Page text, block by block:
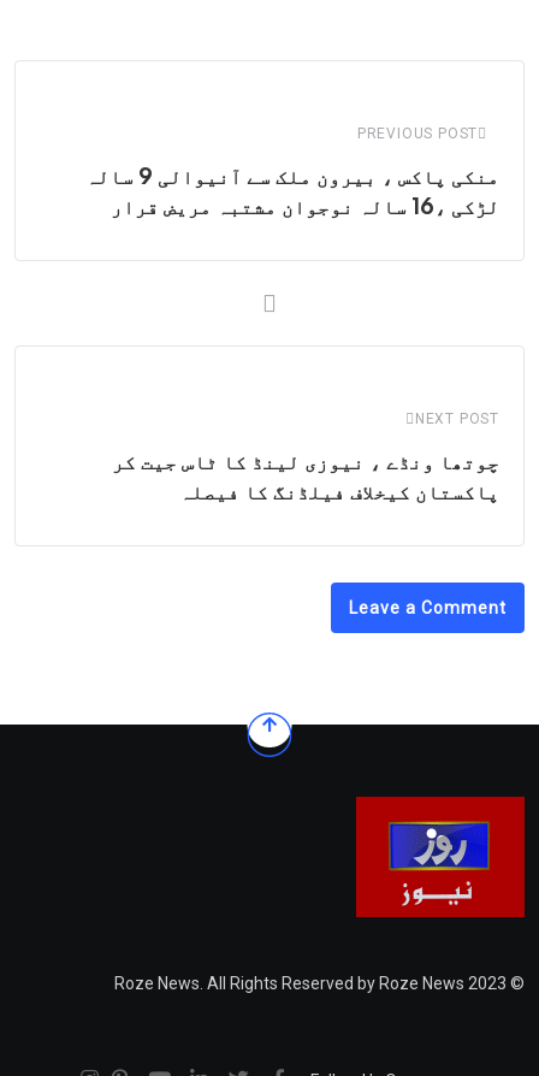
PREVIOUS POST
منکی پاکس ، بیرون ملک سے آنیوالی 9 سالہ
لڑکی ،16 سالہ نوجوان مشتبہ مریض قرار
NEXT POST
چوتھا ونڈے ، نیوزی لینڈ کا ٹاس جیت کر
پاکستان کیخلاف فیلڈنگ کا فیصلہ
Leave a Comment
© 2023 Roze News. All Rights Reserved by Roze News